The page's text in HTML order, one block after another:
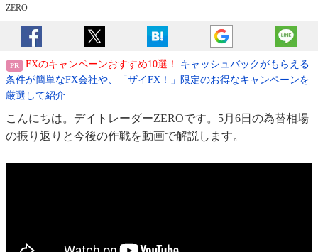
ZERO
FXのキャンペーンおすすめ10選！
キャッシュバックがもらえる
条件が簡単なFX会社や、「ザイFX！」限定のお得なキャンペーンを
厳選して紹介
こんにちは。デイトレーダーZEROです。5月6日の為替相場
の振り返りと今後の作戦を動画で解説します。